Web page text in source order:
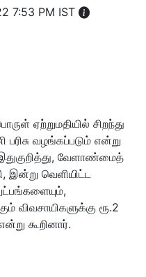
7:53 PM IST
ஏற்றுமதியில் சிறந்து
வழங்கப்படும் என்று
வேளாண்மைத்
இன்று வெளியிட்ட
விவசாயிகளுக்கு ரூ.2
கூறினார்.